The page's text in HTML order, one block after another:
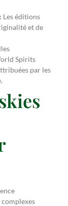
Les éditions
et de
Spirits
par les